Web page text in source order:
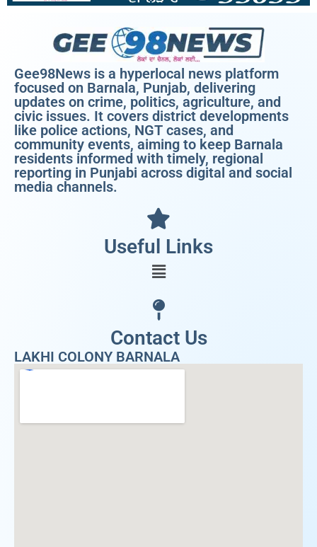
Gee98News is a hyperlocal news platform
focused on Barnala, Punjab, delivering
updates on crime, politics, agriculture, and
civic issues. It covers district developments
like police actions, NGT cases, and
community events, aiming to keep Barnala
residents informed with timely, regional
reporting in Punjabi across digital and social
media channels.
Useful Links
Contact Us
LAKHI COLONY BARNALA